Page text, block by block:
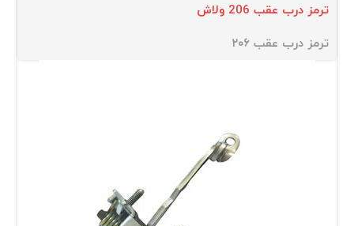
ترمز درب عقب 206 ولاش
ترمز درب عقب ۲۰۶